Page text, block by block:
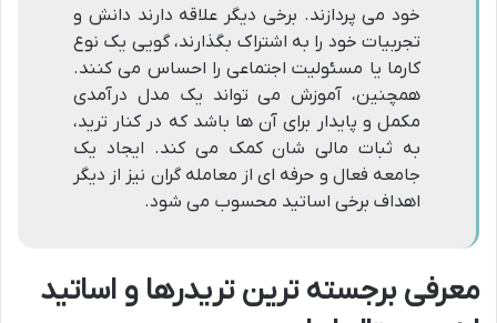
خود می پردازند. برخی دیگر علاقه دارند دانش و
تجربیات خود را به اشتراک بگذارند، گویی یک نوع
کارما یا مسئولیت اجتماعی را احساس می کنند.
همچنین، آموزش می تواند یک مدل درآمدی
مکمل و پایدار برای آن ها باشد که در کنار ترید،
به ثبات مالی شان کمک می کند. ایجاد یک
جامعه فعال و حرفه ای از معامله گران نیز از دیگر
اهداف برخی اساتید محسوب می شود.
معرفی برجسته ترین تریدرها و اساتید